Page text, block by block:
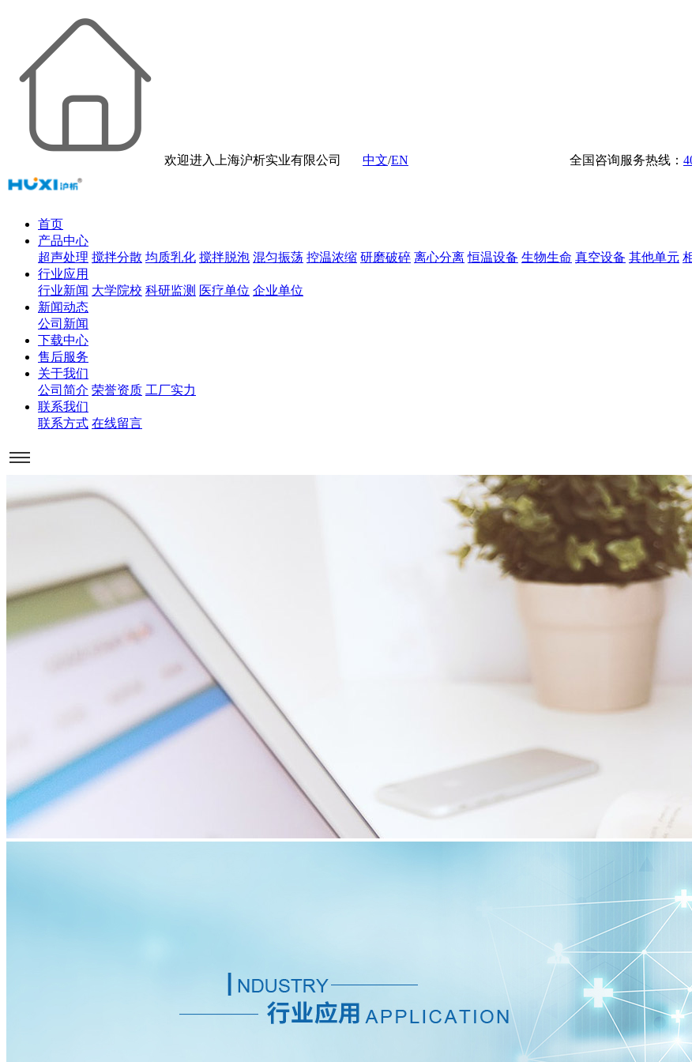
欢迎进入上海沪析实业有限公司 中文/EN 全国咨询服务热线：
首页
产品中心
超声处理 搅拌分散 均质乳化 搅拌脱泡 混匀振荡 控温浓缩 研磨破碎 离心分离 恒温设备 生物生命 真空设备 其他单元
行业应用
行业新闻 大学院校 科研监测 医疗单位 企业单位
新闻动态
公司新闻
下载中心
售后服务
关于我们
公司简介 荣誉资质 工厂实力
联系我们
联系方式 在线留言